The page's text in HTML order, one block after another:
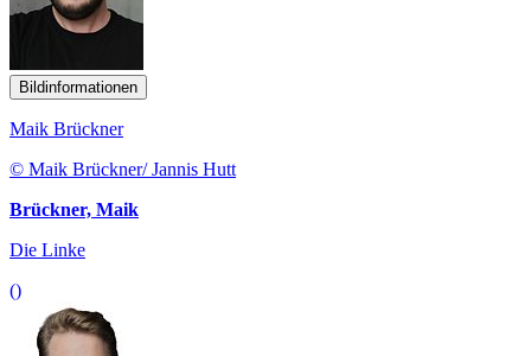
Bildinformationen
Maik Brückner
© Maik Brückner/ Jannis Hutt
Brückner, Maik
Die Linke
()